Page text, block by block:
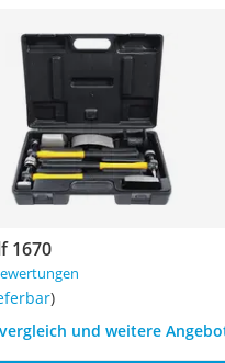
1670
)
und weitere